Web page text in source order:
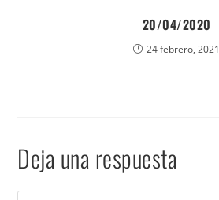
20/04/2020
24 febrero, 2021
Deja una respuesta